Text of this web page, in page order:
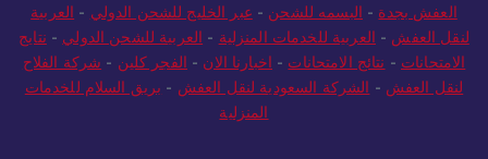
العفش بجدة - البسمه للشحن - عبر الخليج للشحن الدولي - العربية
لنقل العفش - العربية للخدمات المنزلية - العربية للشحن الدولي - نتايج
الامتحانات - نتائج الامتحانات - اخبارنا الان - الفجر كلين - شركة الفلاح
لنقل العفش - الشركة السعودية لنقل العفش - بريق السلام للخدمات
المنزلية